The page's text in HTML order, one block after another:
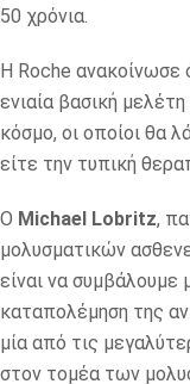
50 χρόνια.
Η Roche ανακοίνωσε
ενιαία βασική
κόσμο, οι οποίοι θα
είτε την τυπική
Ο Michael Lobritz,
μολυσματικών
είναι να συμβάλουμε
καταπολέμηση της
μία από τις
στον τομέα των